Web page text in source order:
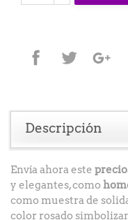
CompartirTuitear
Descripción
Envía ahora este
y elegantes, como
como muestra de
color rosado